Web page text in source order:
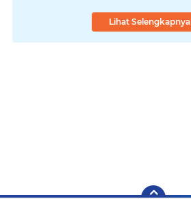
Lihat Selengkapnya